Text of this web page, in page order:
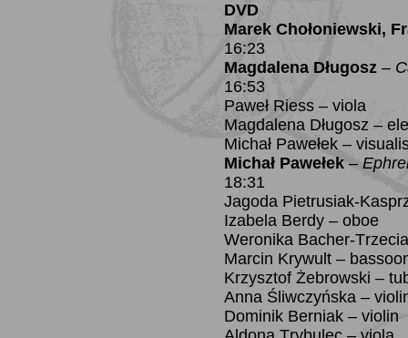
DVD
Marek Chołoniewski,
16:23
Magdalena Długosz –
16:53
Paweł Riess – viola
Magdalena Długosz –
Michał Pawełek –
Michał Pawełek –
18:31
Jagoda Pietrusiak-
Izabela Berdy – oboe
Weronika Bacher-
Marcin Krywult –
Krzysztof Żebrowski –
Anna Śliwczyńska –
Dominik Berniak – violin